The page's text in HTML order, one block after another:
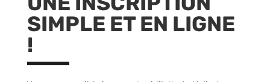
SIMPLE ET EN LIGNE
!